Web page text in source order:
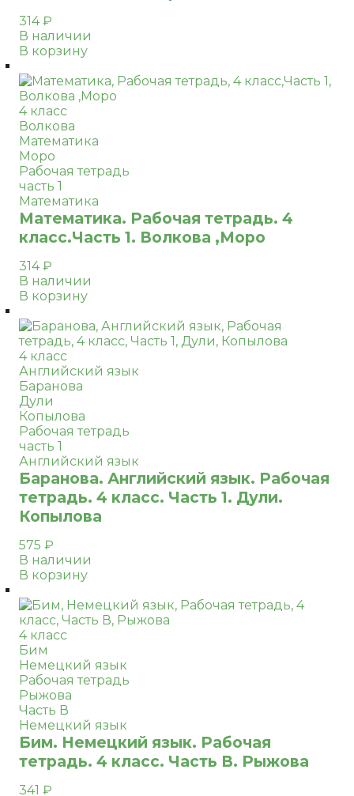
314₽
В наличии
В корзину
4 класс
Волкова
Математика
Моро
Рабочая тетрадь
часть 1
Математика
Математика. Рабочая тетрадь. 4
класс.Часть 1. Волкова ,Моро
314₽
В наличии
В корзину
4 класс
Английский язык
Баранова
Дули
Копылова
Рабочая тетрадь
часть 1
Английский язык
Баранова. Английский язык. Рабочая
тетрадь. 4 класс. Часть 1. Дули.
Копылова
575 ₽
В наличии
В корзину
4 класс
Бим
Немецкий язык
Рабочая тетрадь
Рыжова
Часть В
Немецкий язык
Бим. Немецкий язык. Рабочая
тетрадь. 4 класс. Часть В. Рыжова
341 ₽